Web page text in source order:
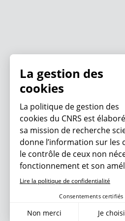
La gestion des
cookies
La politique de gestion des
cookies du CNRS est
sa mission de recherche
donne l’information sur les
le contrôle de ceux non
fonctionnement et son
Lire la politique de confidentialité
Consentements certifiés
Non merci Je